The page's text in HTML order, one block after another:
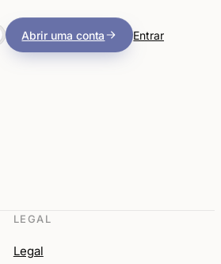
Abrir uma conta Entrar
LEGAL
Legal